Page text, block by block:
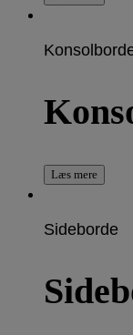
Læs mere
Sideborde